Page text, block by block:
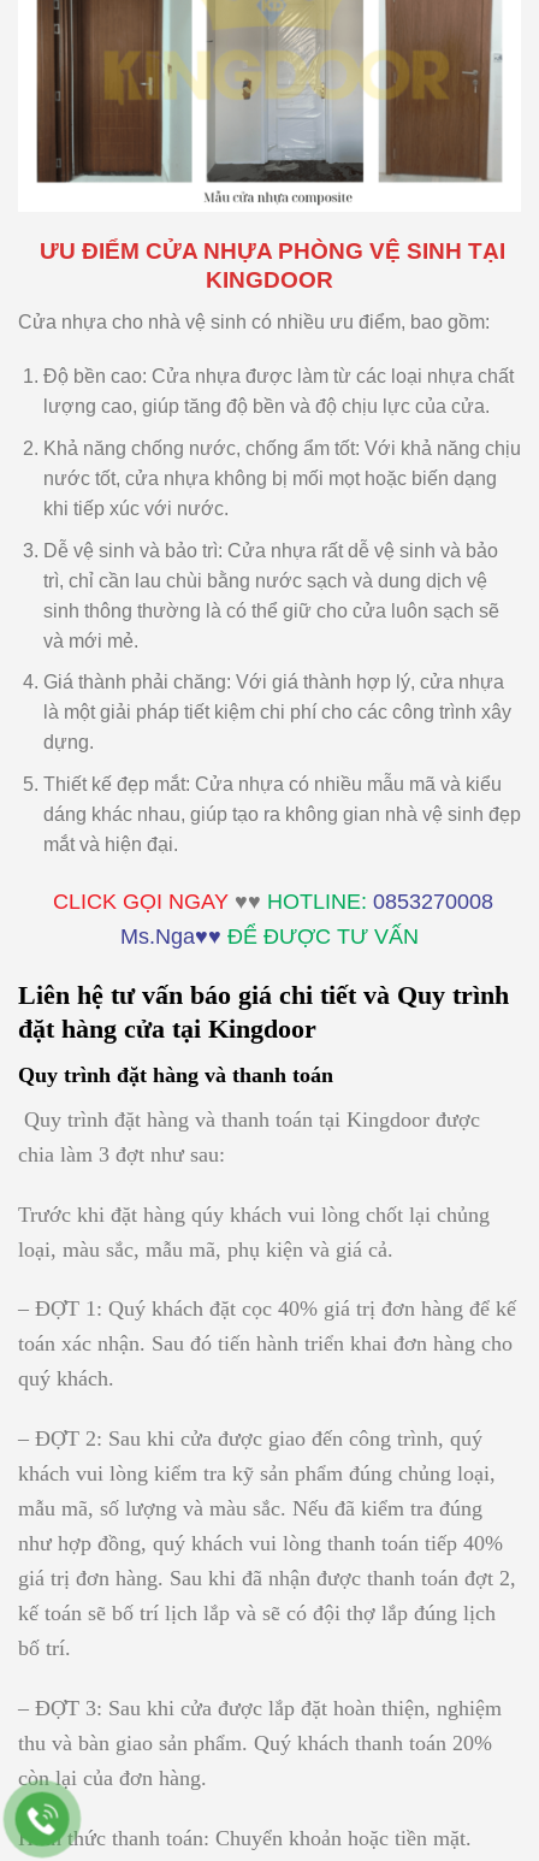
ƯU ĐIỂM CỬA NHỰA PHÒNG VỆ SINH TẠI
KINGDOOR
Cửa nhựa cho nhà vệ sinh có nhiều ưu điểm, bao gồm:
Độ bền cao: Cửa nhựa được làm từ các loại nhựa chất
lượng cao, giúp tăng độ bền và độ chịu lực của cửa.
Khả năng chống nước, chống ẩm tốt: Với khả năng chịu
nước tốt, cửa nhựa không bị mối mọt hoặc biến dạng
khi tiếp xúc với nước.
Dễ vệ sinh và bảo trì: Cửa nhựa rất dễ vệ sinh và bảo
trì, chỉ cần lau chùi bằng nước sạch và dung dịch vệ
sinh thông thường là có thể giữ cho cửa luôn sạch sẽ
và mới mẻ.
Giá thành phải chăng: Với giá thành hợp lý, cửa nhựa
là một giải pháp tiết kiệm chi phí cho các công trình xây
dựng.
Thiết kế đẹp mắt: Cửa nhựa có nhiều mẫu mã và kiểu
dáng khác nhau, giúp tạo ra không gian nhà vệ sinh đẹp
mắt và hiện đại.
CLICK GỌI NGAY♥♥ HOTLINE: 0853270008
Ms.Nga♥♥ ĐỂ ĐƯỢC TƯ VẤN
Liên hệ tư vấn báo giá chi tiết và Quy trình
đặt hàng cửa tại Kingdoor
Quy trình đặt hàng và thanh toán
Quy trình đặt hàng và thanh toán tại Kingdoor được
chia làm 3 đợt như sau:
Trước khi đặt hàng qúy khách vui lòng chốt lại chủng
loại, màu sắc, mẫu mã, phụ kiện và giá cả.
– ĐỢT 1: Quý khách đặt cọc 40% giá trị đơn hàng để kế
toán xác nhận. Sau đó tiến hành triển khai đơn hàng cho
quý khách.
– ĐỢT 2: Sau khi cửa được giao đến công trình, quý
khách vui lòng kiểm tra kỹ sản phẩm đúng chủng loại,
mẫu mã, số lượng và màu sắc. Nếu đã kiểm tra đúng
như hợp đồng, quý khách vui lòng thanh toán tiếp 40%
giá trị đơn hàng. Sau khi đã nhận được thanh toán đợt 2,
kế toán sẽ bố trí lịch lắp và sẽ có đội thợ lắp đúng lịch
bố trí.
– ĐỢT 3: Sau khi cửa được lắp đặt hoàn thiện, nghiệm
thu và bàn giao sản phẩm. Quý khách thanh toán 20%
còn lại của đơn hàng.
Hình thức thanh toán: Chuyển khoản hoặc tiền mặt.